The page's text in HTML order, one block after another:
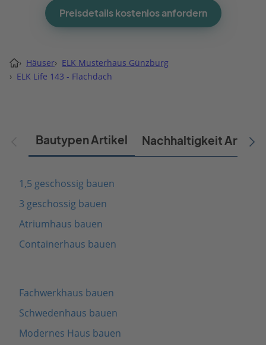
Preisdetails kostenlos anfordern
› Häuser› ELK Musterhaus Günzburg
› ELK Life 143 - Flachdach
Bautypen Artikel Nachhaltigkeit Artikel
1,5 geschossig bauen
3 geschossig bauen
Atriumhaus bauen
Containerhaus bauen
Fachwerkhaus bauen
Schwedenhaus bauen
Modernes Haus bauen